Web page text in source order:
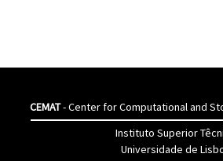
CEMAT- Center for Computational and
Instituto Superior
Universidade de